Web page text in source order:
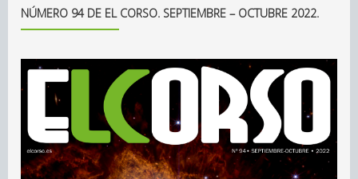
NÚMERO 94 DE EL CORSO. SEPTIEMBRE – OCTUBRE 2022.